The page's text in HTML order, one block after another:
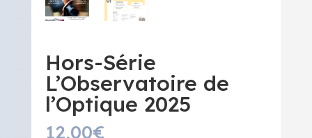
Hors-Série
L’Observatoire de
l’Optique 2025
12,00€